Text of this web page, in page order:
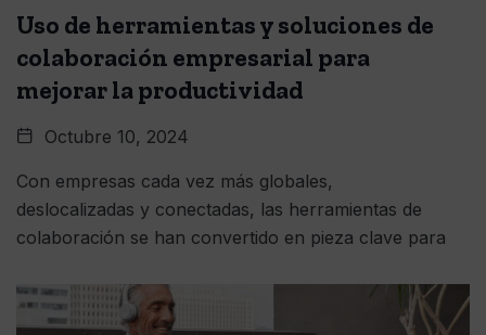
Uso de herramientas y soluciones de
colaboración empresarial para
mejorar la productividad
Octubre 10, 2024
Con empresas cada vez más globales,
deslocalizadas y conectadas, las herramientas de
colaboración se han convertido en pieza clave para